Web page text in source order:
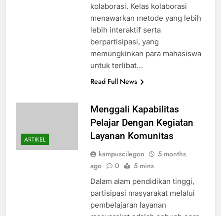
kolaborasi. Kelas kolaborasi
menawarkan metode yang lebih
lebih interaktif serta
berpartisipasi, yang
memungkinkan para mahasiswa
untuk terlibat…
Read Full News
ARTIKEL
Menggali Kapabilitas
Pelajar Dengan Kegiatan
Layanan Komunitas
kampuscilegon
5 months
ago
0 5 mins
Dalam alam pendidikan tinggi,
partisipasi masyarakat melalui
pembelajaran layanan